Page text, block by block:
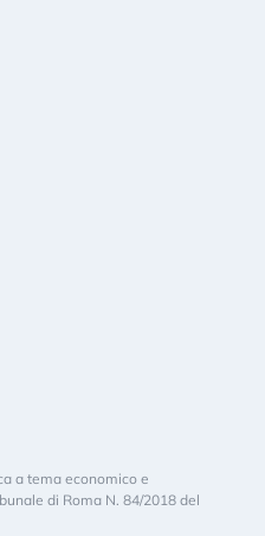
a tema economico e
di Roma N. 84/2018 del